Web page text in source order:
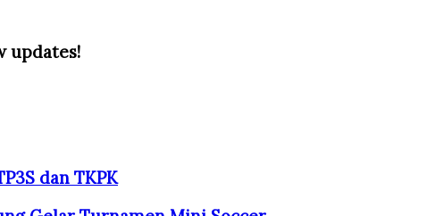
updates!
dan TKPK